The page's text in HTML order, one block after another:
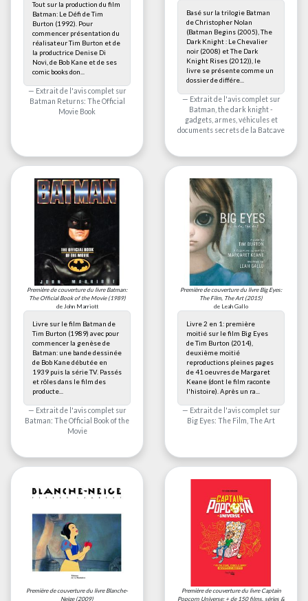
Tout sur la production du film
Batman: Le Défi de Tim
Burton (1992). Pour
commencer présentation du
réalisateur Tim Burton et de
la productrice Denise Di
Novi, de Bob Kane et de ses
comic books don...
Extrait de l'avis complet sur
Batman Returns: The Official
Movie Book
Basé sur la trilogie Batman
de Christopher Nolan
(Batman Begins (2005), The
Dark Knight : Le Chevalier
noir (2008) et The Dark
Knight Rises (2012)), le
livre se présente comme un
dossier de différe...
Extrait de l'avis complet sur
Batman, the dark knight -
gadgets, armes, véhicules et
documents secrets de la Batcave
Première de couverture du livreBatman:
The Official Book of the Movie(1989)
de John Marriott
Livre sur le film Batman de
Tim Burton (1989) avec pour
commencer la genèse de
Batman: une bande dessinée
de Bob Kane débutée en
1939 puis la série TV. Passés
et rôles dans le film des
producte...
Extrait de l'avis complet sur
Batman: The Official Book of the
Movie
Première de couverture du livreBig Eyes:
The Film, The Art(2015)
de Leah Gallo
Livre 2 en 1: première
moitié sur le film Big Eyes
de Tim Burton (2014),
deuxième moitié
reproductions pleines pages
de 41 oeuvres de Margaret
Keane (dont le film raconte
l'histoire). Après un ra...
Extrait de l'avis complet sur
Big Eyes: The Film, The Art
Première de couverture du livreBlanche-
Neige(2009)
Première de couverture du livre Captain
Popcorn Universe: + de 150 films, séries &